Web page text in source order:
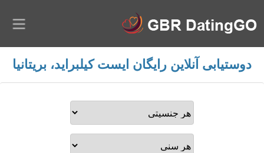
دوستیابی آنلاین رایگان ایست کیلبراید، بریتانیا